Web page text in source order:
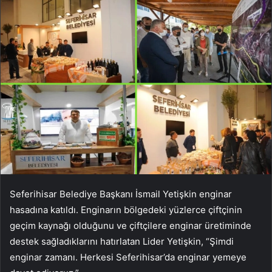
Seferihisar Belediye Başkanı İsmail Yetişkin enginar
hasadına katıldı. Enginarın bölgedeki yüzlerce çiftçinin
geçim kaynağı olduğunu ve çiftçilere enginar üretiminde
destek sağladıklarını hatırlatan Lider Yetişkin, “Şimdi
enginar zamanı. Herkesi Seferihisar’da enginar yemeye